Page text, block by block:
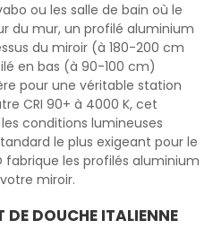
ou les salle de bain où le
du mur, un profilé aluminium
du miroir (à 180-200 cm
en bas (à 90-100 cm)
pour une véritable station
CRI 90+ à 4000 K, cet
conditions lumineuses
le plus exigeant pour le
fabrique les profilés aluminium
miroir.
DE DOUCHE ITALIENNE